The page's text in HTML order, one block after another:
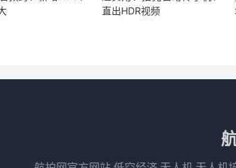
直出HDR视频